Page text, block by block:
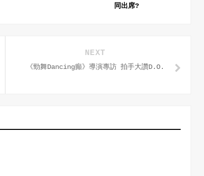
同出席?
NEXT
《勁舞Dancing癲》導演專訪 拍手大讚D.O.